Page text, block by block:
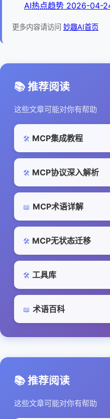
AI热点趋势 2026-04-
更多内容请访问 妙趣AI首页
📚 推荐阅读
这些文章可能对你有帮助
🛠️ MCP集成教程
🛠️ MCP协议深入解析
📖 MCP术语详解
🛠️ MCP无状态迁移
🛠️ 工具库
📖 术语百科
📚 推荐阅读
这些文章可能对你有帮助